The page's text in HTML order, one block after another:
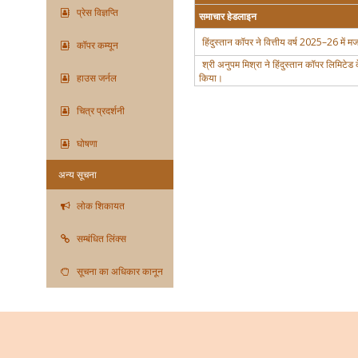
प्रेस विज्ञप्ति
कॉपर कम्यून
हाउस जर्नल
चित्र प्रदर्शनी
घोषणा
अन्य सूचना
लोक शिकायत
सम्बंधित लिंक्स
सूचना का अधिकार कानून
समाचार हेडलाइन
हिंदुस्तान कॉपर ने वित्तीय वर्ष 2025–26 में
श्री अनुपम मिश्रा ने हिंदुस्तान कॉपर
किया।